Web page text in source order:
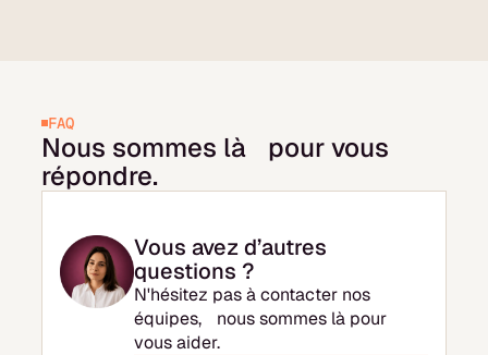
FAQ
Nous sommes là pour vous
répondre.
Vous avez d’autres
questions ?
N'hésitez pas à contacter nos
équipes, nous sommes là pour
vous aider.